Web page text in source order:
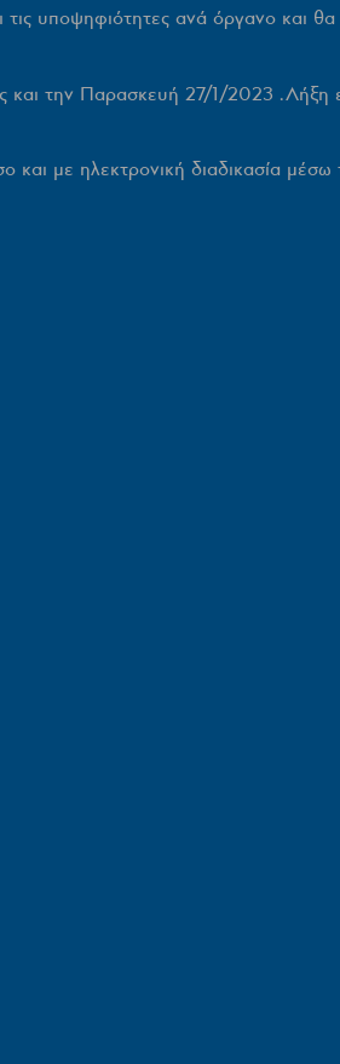
υποψηφιότητες ανά όργανο και θα
και την Παρασκευή 27/1/2023 .Λήξη
και με ηλεκτρονική διαδικασία